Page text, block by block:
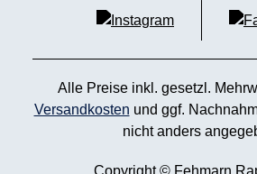
Alle Preise inkl. gesetzl.
Versandkosten und ggf.
nicht anders
Copyright © Fehmarn